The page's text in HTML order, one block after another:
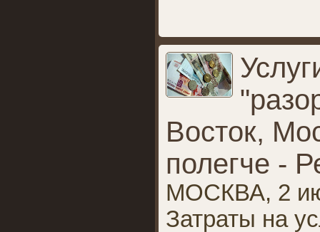
Восток,
полегче -
МОСКВА, 2
Затраты на